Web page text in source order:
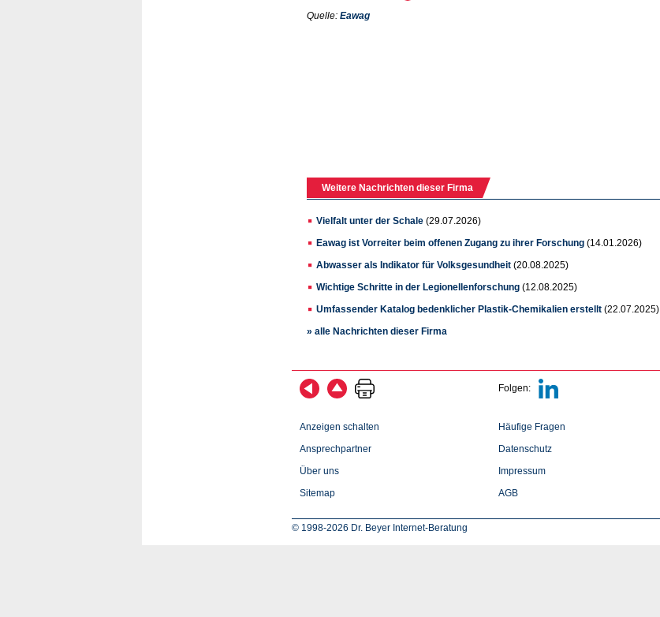
Quelle: Eawag
Weitere Nachrichten dieser Firma
Vielfalt unter der Schale (29.07.2026)
Eawag ist Vorreiter beim offenen Zugang zu ihrer Forschung (14.01.2026)
Abwasser als Indikator für Volksgesundheit (20.08.2025)
Wichtige Schritte in der Legionellenforschung (12.08.2025)
Umfassender Katalog bedenklicher Plastik-Chemikalien erstellt (22.07.2025)
» alle Nachrichten dieser Firma
Folgen:
Anzeigen schalten
Ansprechpartner
Über uns
Sitemap
Häufige Fragen
Datenschutz
Impressum
AGB
© 1998-2026 Dr. Beyer Internet-Beratung